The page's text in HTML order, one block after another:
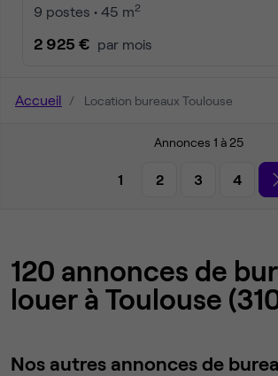
9 postes • 45 m2
2 925 € par mois
Accueil Location bureaux Toulouse
Annonces 1 à 25
1 2 3 4
120 annonces de
louer à Toulouse
Nos autres annonces de